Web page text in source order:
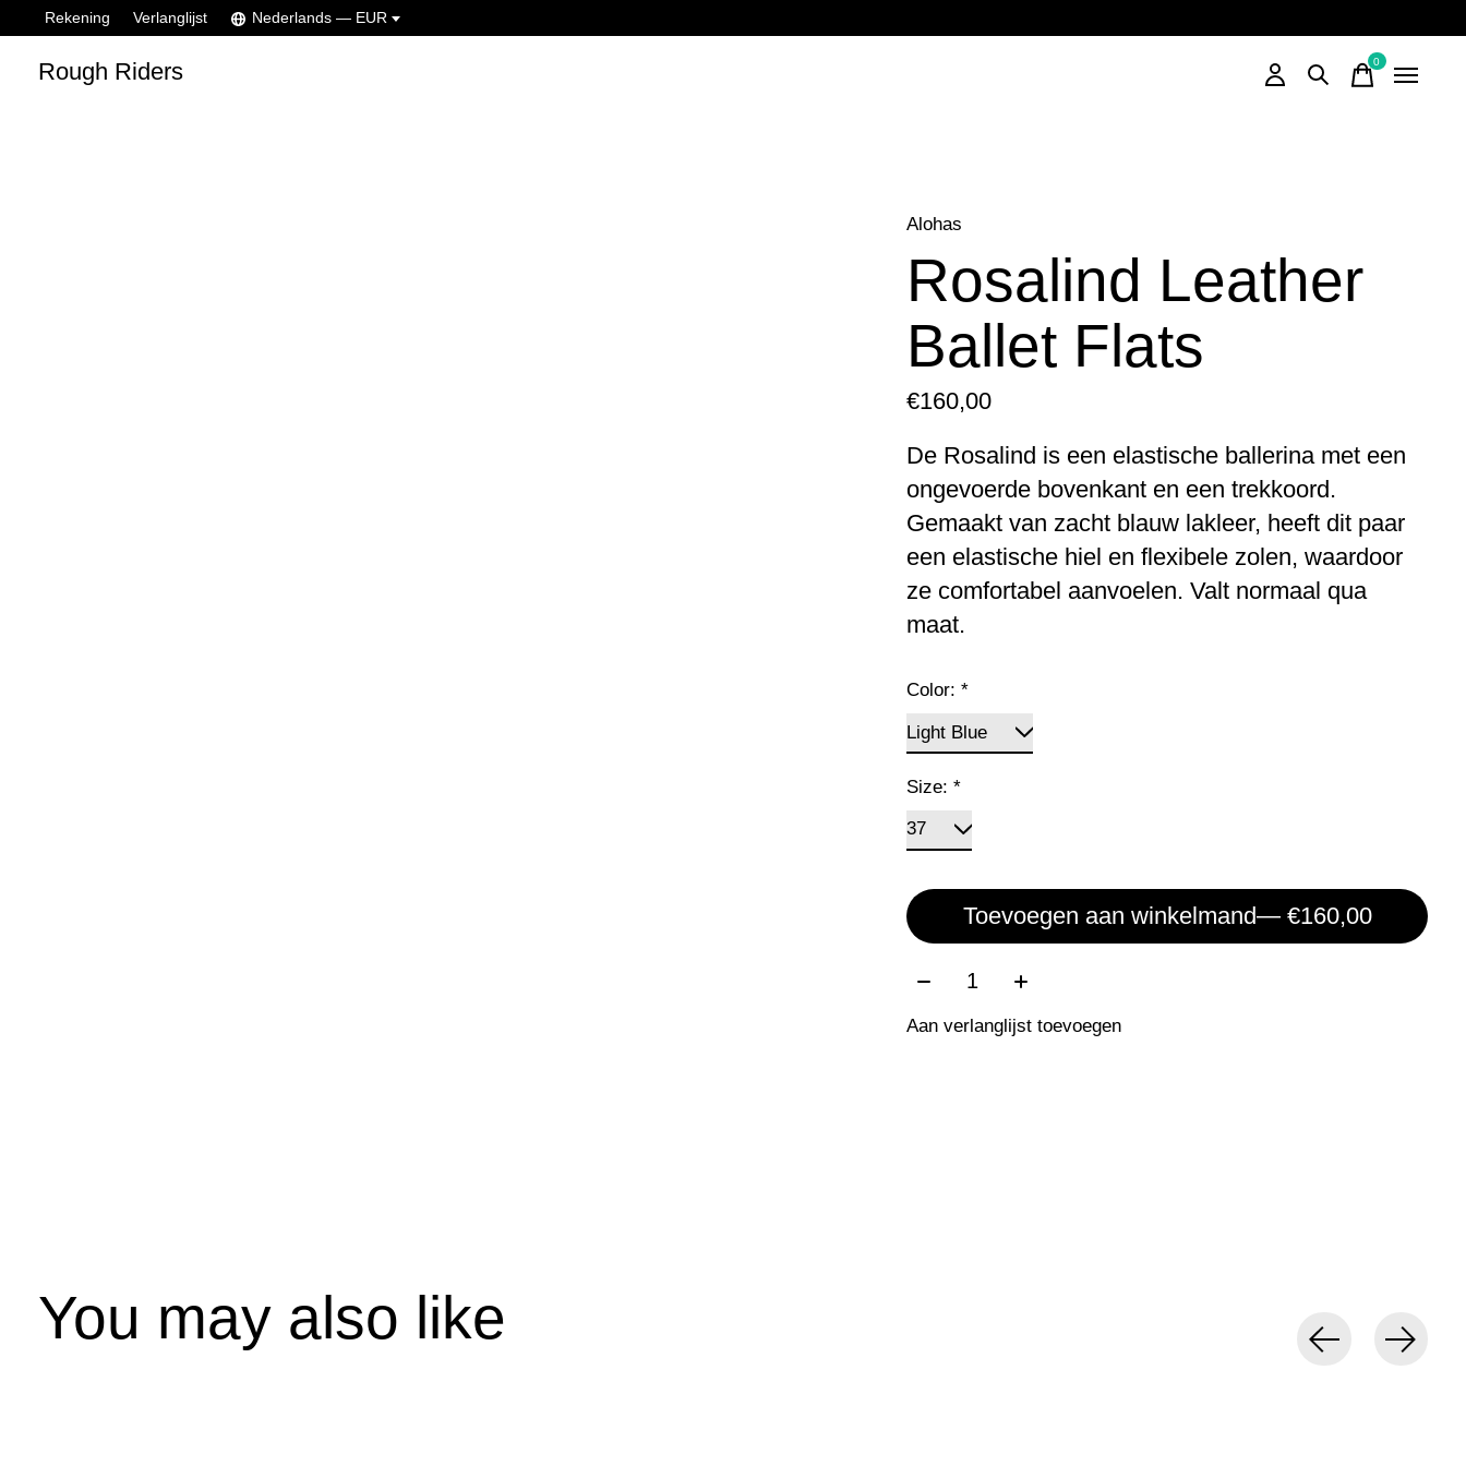
Rekening Verlanglijst Nederlands — EUR
Rough Riders 0items
Alohas
Rosalind Leather
Ballet Flats
€160,00
De Rosalind is een elastische ballerina met een
ongevoerde bovenkant en een trekkoord.
Gemaakt van zacht blauw lakleer, heeft dit paar
een elastische hiel en flexibele zolen, waardoor
ze comfortabel aanvoelen. Valt normaal qua
maat.
Color:*
Size:*
Toevoegen aan winkelmand — €160,00
Aantal:
Aan verlanglijst toevoegen
You may also like